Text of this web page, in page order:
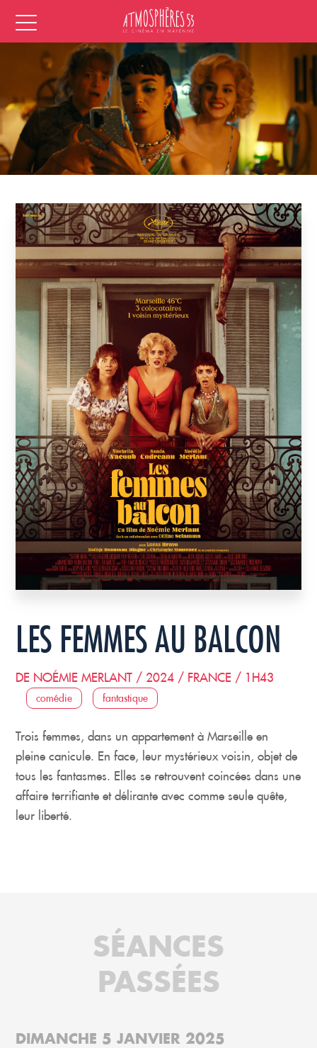
LES FEMMES AU BALCON
DE NOÉMIE MERLANT / 2024 / FRANCE / 1H43
comédie fantastique
Trois femmes, dans un appartement à Marseille en
pleine canicule. En face, leur mystérieux voisin, objet de
tous les fantasmes. Elles se retrouvent coincées dans une
affaire terrifiante et délirante avec comme seule quête,
leur liberté.
SÉANCES
PASSÉES
DIMANCHE 5 JANVIER 2025